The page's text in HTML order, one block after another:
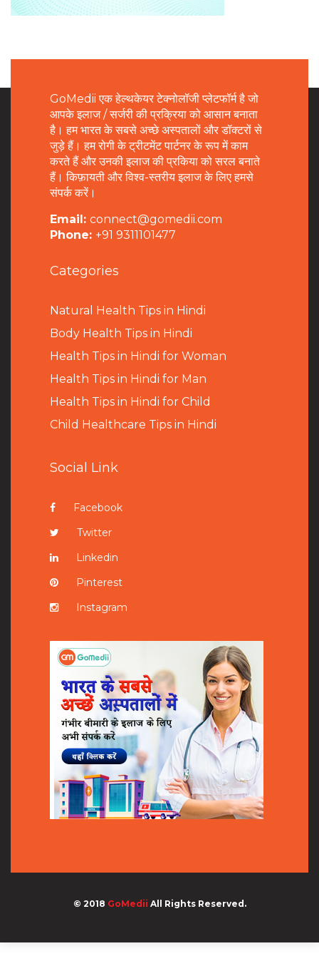
GoMedii एक हेल्थकेयर टेक्नोलॉजी प्लेटफॉर्म है जो
आपके इलाज / सर्जरी की प्रक्रिया को आसान बनाता
है। हम भारत के सबसे अच्छे अस्पतालों और डॉक्टरों से
जुड़े हैं। हम रोगी के ट्रीटमेंट पार्टनर के रूप में काम
करते हैं और उनकी इलाज की प्रकिया को सरल बनाते
हैं। किफ़ायती और विश्व-स्तरीय इलाज के लिए हमसे
संपर्क करें।
Email: connect@gomedii.com
Phone: +91 9311101477
Categories
Natural Health Tips in Hindi
Body Health Tips in Hindi
Health Tips in Hindi for Woman
Health Tips in Hindi for Man
Health Tips in Hindi for Child
Child Healthcare Tips in Hindi
Social Link
Facebook
Twitter
Linkedin
Pinterest
Instagram
© 2018 GoMedii All Rights Reserved.